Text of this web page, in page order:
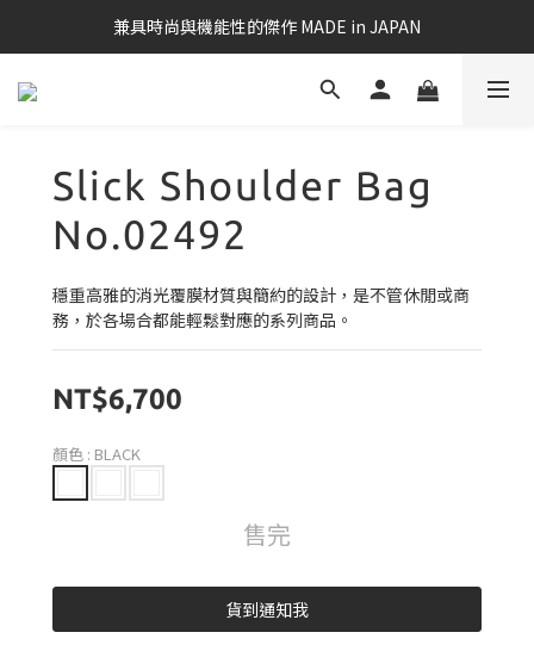
兼具時尚與機能性的傑作 MADE in JAPAN
Slick Shoulder Bag
No.02492
穩重高雅的消光覆膜材質與簡約的設計，是不管休閒或商
務，於各場合都能輕鬆對應的系列商品。
NT$6,700
顏色 : BLACK
售完
貨到通知我